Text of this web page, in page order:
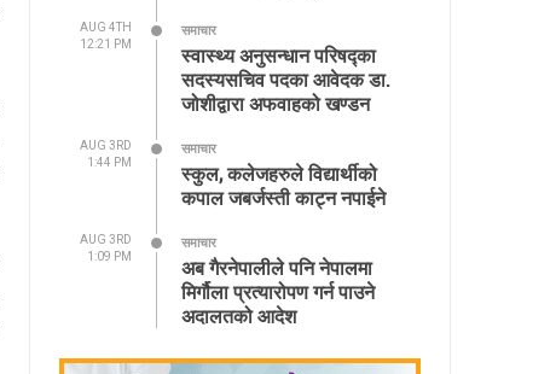
AUG 4TH
12:21 PM
समाचार
स्वास्थ्य अनुसन्धान परिषद्का
सदस्यसचिव पदका आवेदक डा.
जोशीद्वारा अफवाहको खण्डन
AUG 3RD
1:44 PM
समाचार
स्कुल, कलेजहरुले विद्यार्थीको
कपाल जबर्जस्ती काट्न नपाईने
AUG 3RD
1:09 PM
समाचार
अब गैरनेपालीले पनि नेपालमा
मिर्गौला प्रत्यारोपण गर्न पाउने
अदालतको आदेश